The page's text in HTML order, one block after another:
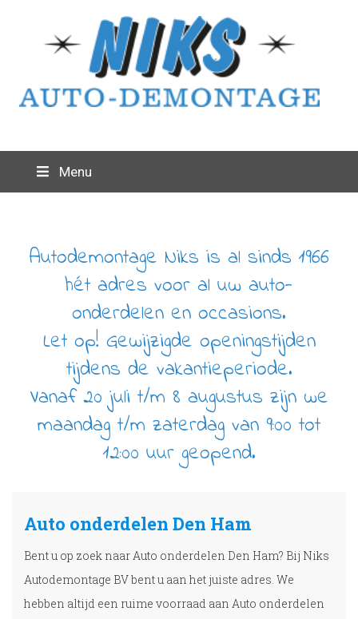
Menu
Autodemontage Niks is al sinds 1966
hét adres voor al uw auto-
onderdelen en occasions.
Let op! Gewijzigde openingstijden
tijdens de vakantieperiode.
Vanaf 20 juli t/m 8 augustus zijn we
maandag t/m zaterdag van 9:00 tot
12:00 uur geopend.
Auto onderdelen Den Ham
Bent u op zoek naar Auto onderdelen Den Ham? Bij Niks
Autodemontage BV bent u aan het juiste adres. We
hebben altijd een ruime voorraad aan Auto onderdelen